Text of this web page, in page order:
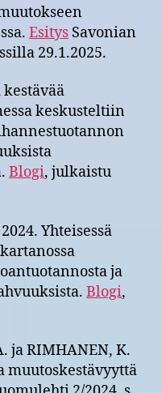
Esitys Savonian
29.1.2025.
keskusteltiin
Blogi, julkaistu
Yhteisessä
ja
Blogi,
ja RIMHANEN, K.
muutoskestävyyttä